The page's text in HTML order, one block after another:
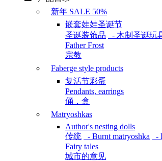
新年 SALE 50%
嵌套娃娃圣诞节
圣诞装饰品
- 木制圣诞玩
Father Frost
宗教
Faberge style products
复活节彩蛋
Pendants, earrings
俑，盒
Matryoshkas
Author's nesting dolls
传统
- Burnt matryoshka -
Fairy tales
城市的意见